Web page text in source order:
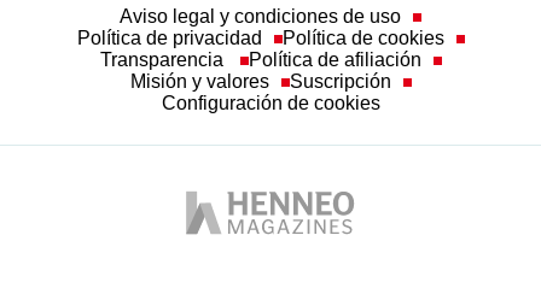
Aviso legal y condiciones de uso
Política de privacidad
Política de cookies
Transparencia
Política de afiliación
Misión y valores
Suscripción
Configuración de cookies